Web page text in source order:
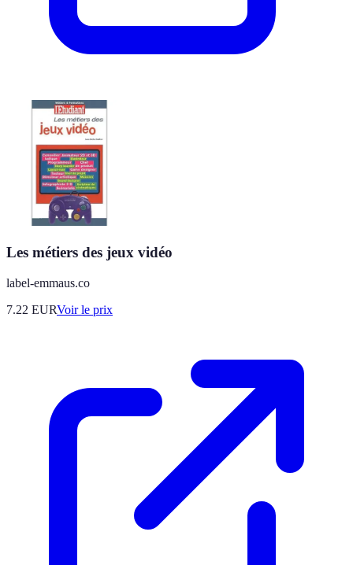
Les métiers des jeux vidéo
label-emmaus.co
7.22 EURVoir le prix